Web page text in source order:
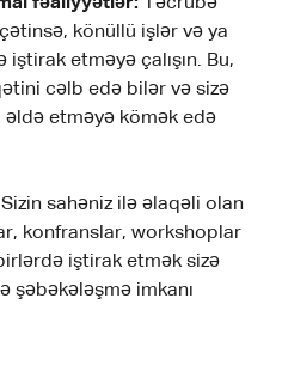
könüllü işlər və ya
etməyə çalışın. Bu,
cəlb edə bilər və sizə
əldə etməyə kömək edə
Sizin sahəniz ilə əlaqəli olan
konfranslar, workshoplar
iştirak etmək sizə
şəbəkələşmə imkanı